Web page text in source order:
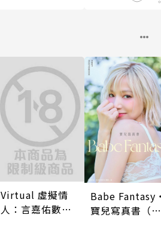
Virtual 虛擬情
人：言嘉佑數位
Babe
寶兒寫真書（加